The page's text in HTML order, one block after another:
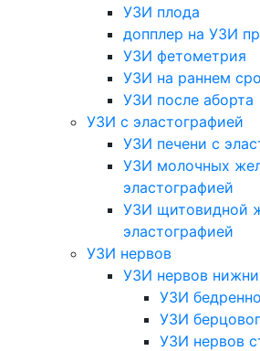
УЗИ плода
допплер на УЗИ
УЗИ фетометрия
УЗИ на раннем
УЗИ после аборта
УЗИ с эластографией
УЗИ печени с
УЗИ молочных
эластографией
УЗИ щитовидной
эластографией
УЗИ нервов
УЗИ нервов
УЗИ
УЗИ
УЗИ нервов